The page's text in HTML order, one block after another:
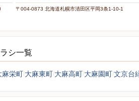
〒004-0873 北海道札幌市清田区平岡3条1-10-1
シ一覧
麻栄町 大麻東町 大麻高町 大麻園町文京台